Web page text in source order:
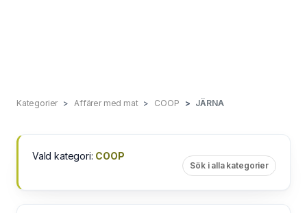
Kategorier Affärer med mat COOP JÄRNA
Vald kategori: COOP
Sök i alla kategorier